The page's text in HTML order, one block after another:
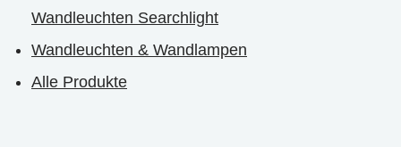
Wandleuchten Searchlight
Wandleuchten & Wandlampen
Alle Produkte